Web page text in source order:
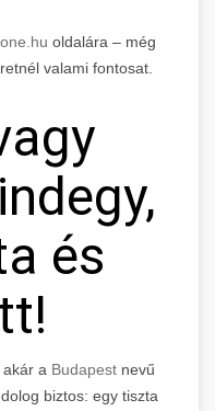
oldalára – még
valami fontosat.
és
a Budapest nevű
biztos: egy tiszta